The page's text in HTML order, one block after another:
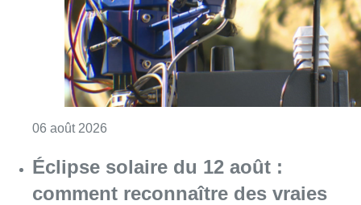
06 août 2026
Éclipse solaire du 12 août :
comment reconnaître des vraies